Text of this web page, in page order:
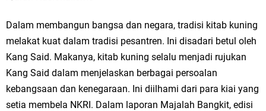
Dalam membangun bangsa dan negara, tradisi kitab kuning
melakat kuat dalam tradisi pesantren. Ini disadari betul oleh
Kang Said. Makanya, kitab kuning selalu menjadi rujukan
Kang Said dalam menjelaskan berbagai persoalan
kebangsaan dan kenegaraan. Ini diilhami dari para kiai yang
setia membela NKRI. Dalam laporan Majalah Bangkit, edisi